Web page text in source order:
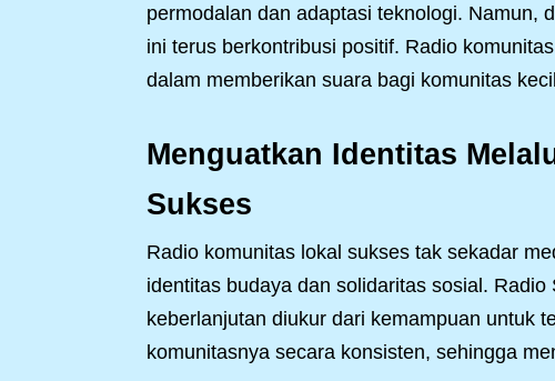
permodalan dan adaptasi teknologi. Namun,
ini terus berkontribusi positif. Radio
dalam memberikan suara bagi komunitas
Menguatkan Identitas
Sukses
Radio komunitas lokal sukses tak sekadar
identitas budaya dan solidaritas sosial.
keberlanjutan diukur dari kemampuan untuk
komunitasnya secara konsisten, sehingga